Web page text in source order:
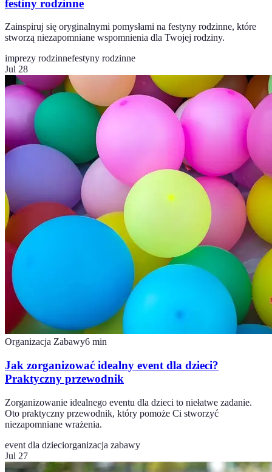
festiny rodzinne
Zainspiruj się oryginalnymi pomysłami na festyny rodzinne, które
stworzą niezapomniane wspomnienia dla Twojej rodziny.
imprezy rodzinnefestyny rodzinne
Jul 28
Organizacja Zabawy6 min
Jak zorganizować idealny event dla dzieci?
Praktyczny przewodnik
Zorganizowanie idealnego eventu dla dzieci to niełatwe zadanie.
Oto praktyczny przewodnik, który pomoże Ci stworzyć
niezapomniane wrażenia.
event dla dzieciorganizacja zabawy
Jul 27